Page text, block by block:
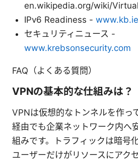
en.wikipedia.org/wiki/
IPv6 Readiness -
セキュリティニュース -
www.krebsonsecurity.com
FAQ（よくある質問）
VPNの基本的な仕組みは？
VPNは仮想的なトンネルを作っ
経由でも企業ネットワーク内へ
組みです。トラフィックは暗号
ユーザーだけがリソースにアク